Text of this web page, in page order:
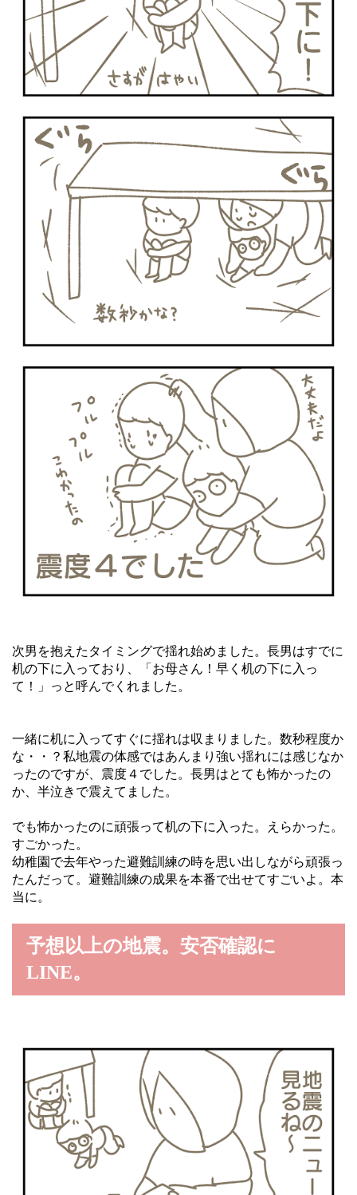
次男を抱えたタイミングで揺れ始めました。長男はすでに
机の下に入っており、「お母さん！早く机の下に入っ
て！」っと呼んでくれました。
一緒に机に入ってすぐに揺れは収まりました。数秒程度か
な・・？私地震の体感ではあんまり強い揺れには感じなか
ったのですが、震度４でした。長男はとても怖かったの
か、半泣きで震えてました。
でも怖かったのに頑張って机の下に入った。えらかった。
すごかった。
幼稚園で去年やった避難訓練の時を思い出しながら頑張っ
たんだって。避難訓練の成果を本番で出せてすごいよ。本
当に。
予想以上の地震。安否確認に
LINE。